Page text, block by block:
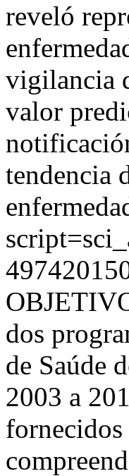
reveló
vigilancia
valor
tendencia
dos
de Saúde
2003 a